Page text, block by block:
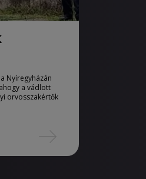
Nyíregyházán
a vádlott
orvosszakértők